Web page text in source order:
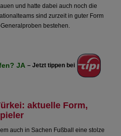
und hatte dabei auch noch die
sind zurzeit in guter Form
bestehen.
JA – Jetzt tippen bei
aktuelle Form,
auch in Sachen Fußball eine stolze